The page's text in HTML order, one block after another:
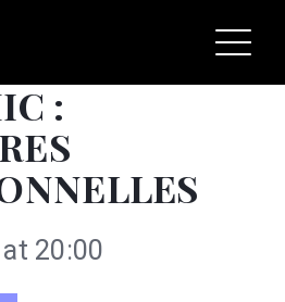
:
at 20:00